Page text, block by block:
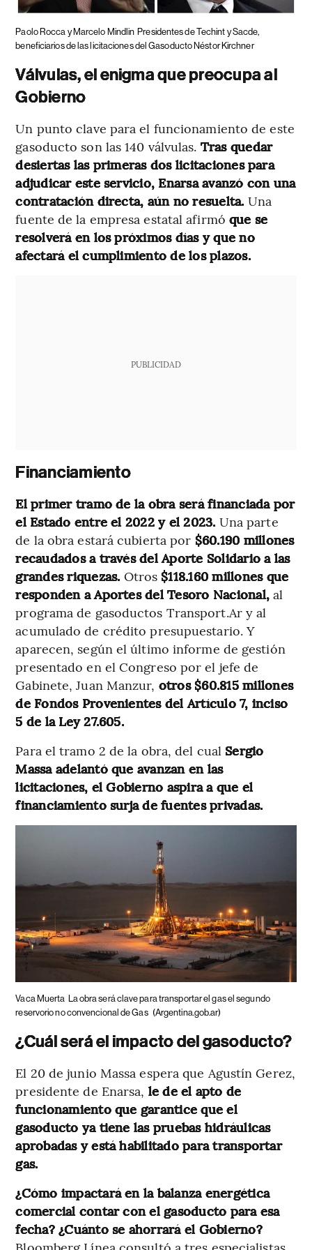
Paolo Rocca y Marcelo Mindlin Presidentes de Techint y Sacde,
beneficiarios de las licitaciones del Gasoducto Néstor Kirchner
Válvulas, el enigma que preocupa al
Gobierno
Un punto clave para el funcionamiento de este
gasoducto son las 140 válvulas. Tras quedar
desiertas las primeras dos licitaciones para
adjudicar este servicio, Enarsa avanzó con una
contratación directa, aún no resuelta. Una
fuente de la empresa estatal afirmó que se
resolverá en los próximos días y que no
afectará el cumplimiento de los plazos.
PUBLICIDAD
Financiamiento
El primer tramo de la obra será financiada por
el Estado entre el 2022 y el 2023. Una parte
de la obra estará cubierta por $60.190 millones
recaudados a través del Aporte Solidario a las
grandes riquezas. Otros$118.160 millones que
responden a Aportes del Tesoro Nacional,al
programa de gasoductos Transport.Ar y al
acumulado de crédito presupuestario. Y
aparecen, según el último informe de gestión
presentado en el Congreso por el jefe de
Gabinete, Juan Manzur, otros $60.815 millones
de Fondos Provenientes del Artículo 7, inciso
5 de la Ley 27.605.
Para el tramo 2 de la obra, del cual Sergio
Massa adelantó que avanzan en las
licitaciones, el Gobierno aspira a que el
financiamiento surja de fuentes privadas.
Vaca Muerta La obra será clave para transportar el gas el segundo
reservorio no convencional de Gas (Argentina.gob.ar)
¿Cuál será el impacto del gasoducto?
El 20 de junio Massa espera que Agustín Gerez,
presidente de Enarsa, le de el apto de
funcionamiento que garantice que el
gasoducto ya tiene las pruebas hidráulicas
aprobadas y está habilitado para transportar
gas.
¿Cómo impactará en la balanza energética
comercial contar con el gasoducto para esa
fecha? ¿Cuánto se ahorrará el Gobierno?